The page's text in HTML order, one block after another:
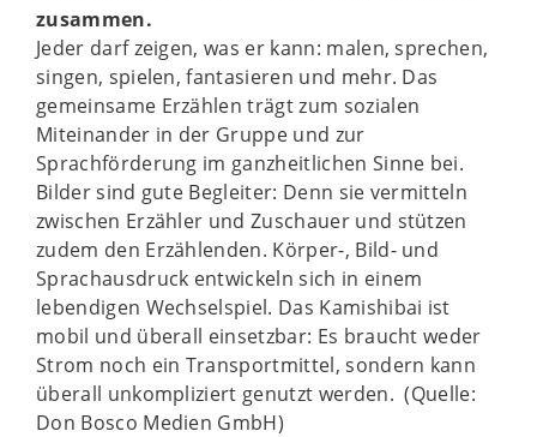
zusammen.
Jeder darf zeigen, was er kann: malen, sprechen,
singen, spielen, fantasieren und mehr. Das
gemeinsame Erzählen trägt zum sozialen
Miteinander in der Gruppe und zur
Sprachförderung im ganzheitlichen Sinne bei.
Bilder sind gute Begleiter: Denn sie vermitteln
zwischen Erzähler und Zuschauer und stützen
zudem den Erzählenden. Körper-, Bild- und
Sprachausdruck entwickeln sich in einem
lebendigen Wechselspiel. Das Kamishibai ist
mobil und überall einsetzbar: Es braucht weder
Strom noch ein Transportmittel, sondern kann
überall unkompliziert genutzt werden. (Quelle:
Don Bosco Medien GmbH)